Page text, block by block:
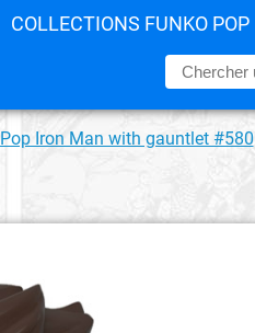
COLLECTIONS FUNKO POP
Pop Iron Man with gauntlet #580